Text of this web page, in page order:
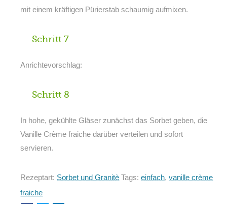
mit einem kräftigen Pürierstab schaumig aufmixen.
Schritt 7
Anrichtevorschlag:
Schritt 8
In hohe, gekühlte Gläser zunächst das Sorbet geben, die
Vanille Crème fraiche darüber verteilen und sofort
servieren.
Rezeptart: Sorbet und Granitè Tags:einfach,vanille crème
fraiche